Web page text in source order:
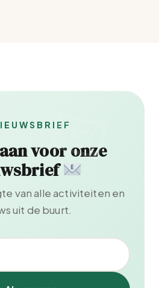
voor onze
van alle activiteiten en
uit de buurt.